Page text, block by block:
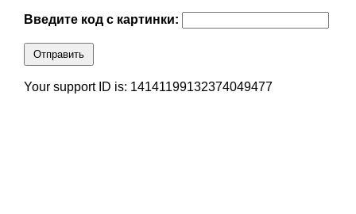
Введите код с картинки:
Отправить
Your support ID is: 14141199132374049477